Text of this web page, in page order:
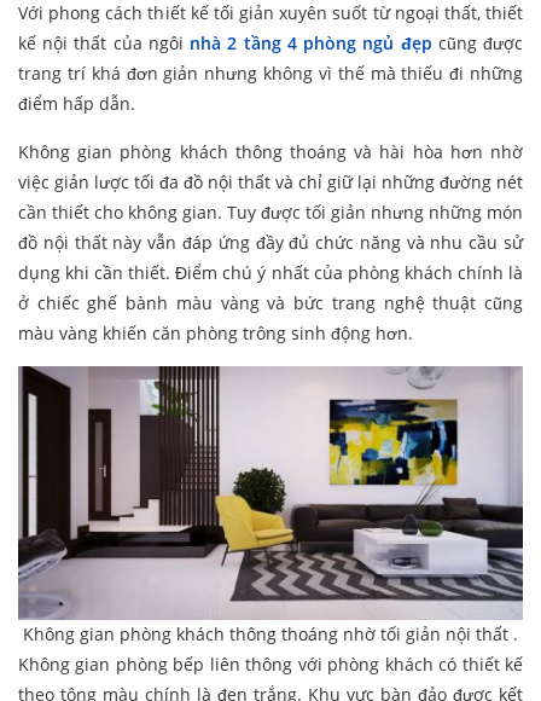
Với phong cách thiết kế tối giản xuyên suốt từ ngoại thất, thiết
kế nội thất của ngôi nhà 2 tầng 4 phòng ngủ đẹp cũng được
trang trí khá đơn giản nhưng không vì thế mà thiếu đi những
điểm hấp dẫn.
Không gian phòng khách thông thoáng và hài hòa hơn nhờ
việc giản lược tối đa đồ nội thất và chỉ giữ lại những đường nét
cần thiết cho không gian. Tuy được tối giản nhưng những món
đồ nội thất này vẫn đáp ứng đầy đủ chức năng và nhu cầu sử
dụng khi cần thiết. Điểm chú ý nhất của phòng khách chính là
ở chiếc ghế bành màu vàng và bức trang nghệ thuật cũng
màu vàng khiến căn phòng trông sinh động hơn.
Không gian phòng khách thông thoáng nhờ tối giản nội thất .
Không gian phòng bếp liên thông với phòng khách có thiết kế
theo tông màu chính là đen trắng. Khu vực bàn đảo được kết